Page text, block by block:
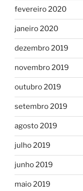
fevereiro 2020
janeiro 2020
dezembro 2019
novembro 2019
outubro 2019
setembro 2019
agosto 2019
julho 2019
junho 2019
maio 2019